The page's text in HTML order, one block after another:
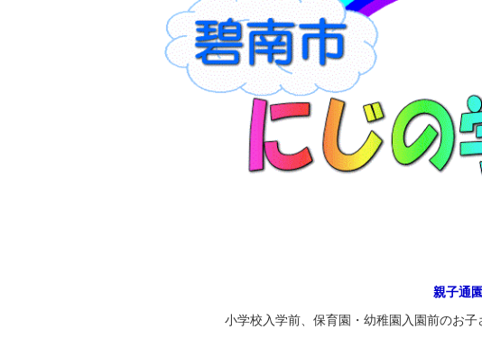
親子通
小学校入学前、保育園・幼稚園入園前のお